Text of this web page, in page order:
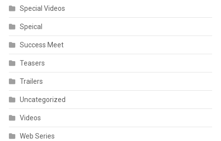
Special Videos
Speical
Success Meet
Teasers
Trailers
Uncategorized
Videos
Web Series